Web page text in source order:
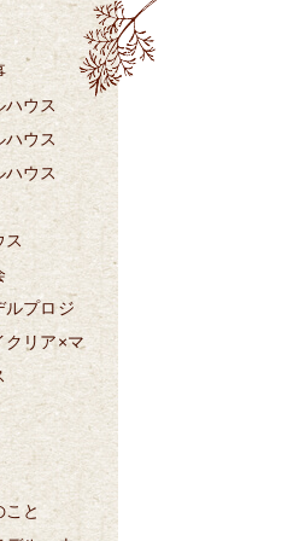
ウス
ハウス
ハウス
ス
ルプロジ
クリア×マ
と